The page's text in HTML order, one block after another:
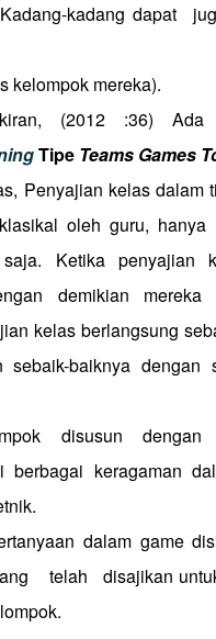
kadang dapat
kelompok mereka).
(2012 :36)
Tipe Teams Games
Penyajian kelas dalam
oleh guru,
Ketika penyajian
demikian
kelas berlangsung
sebaik-baiknya
disusun
berbagai keragaman
dalam game
telah disajikan